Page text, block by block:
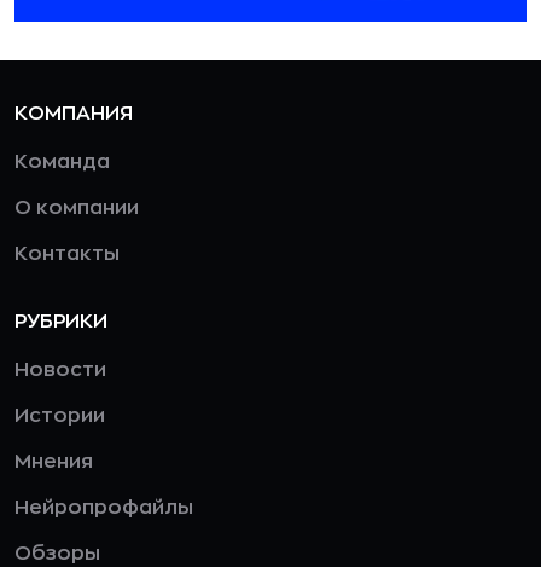
КОМПАНИЯ
Команда
О компании
Контакты
РУБРИКИ
Новости
Истории
Мнения
Нейропрофайлы
Обзоры